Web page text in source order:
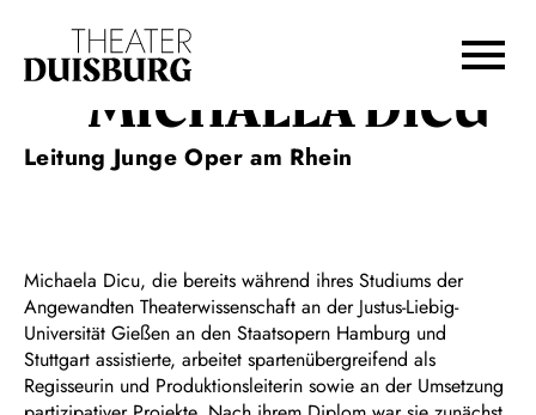
Zur Hauptnavigation springen
Zum Footer springen
MICHAELA DICU
Leitung Junge Oper am Rhein
Michaela Dicu, die bereits während ihres Studiums der
Angewandten Theaterwissenschaft an der Justus-Liebig-
Universität Gießen an den Staatsopern Hamburg und
Stuttgart assistierte, arbeitet spartenübergreifend als
Regisseurin und Produktionsleiterin sowie an der Umsetzung